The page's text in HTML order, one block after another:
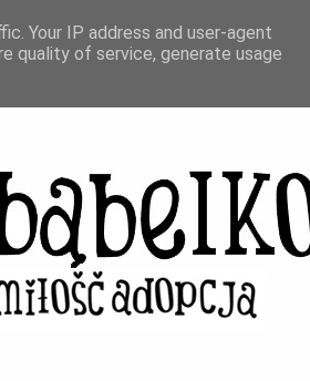
Your IP address and user-agent
quality of service, generate usage